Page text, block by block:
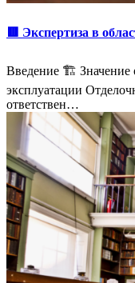
🟥 Экспертиза в
Введение 🏗️ Значение
эксплуатации
ответствен…